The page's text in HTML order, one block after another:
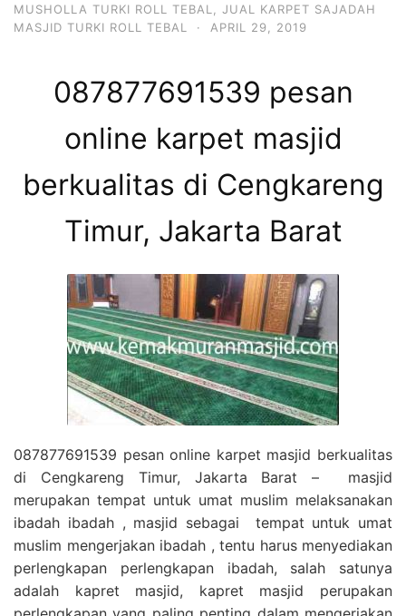
MUSHOLLA TURKI ROLL TEBAL
JUAL KARPET SAJADAH
MASJID TURKI ROLL TEBAL
· APRIL 29, 2019
087877691539 pesan
online karpet masjid
berkualitas di Cengkareng
Timur, Jakarta Barat
087877691539 pesan online karpet masjid berkualitas
di Cengkareng Timur, Jakarta Barat – masjid
merupakan tempat untuk umat muslim melaksanakan
ibadah ibadah , masjid sebagai tempat untuk umat
muslim mengerjakan ibadah , tentu harus menyediakan
perlengkapan perlengkapan ibadah, salah satunya
adalah kapret masjid, kapret masjid perupakan